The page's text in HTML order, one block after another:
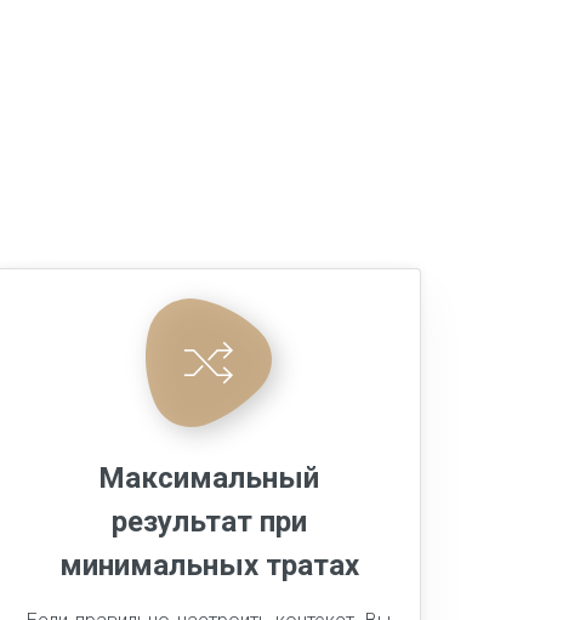
Максимальный
результат при
минимальных тратах